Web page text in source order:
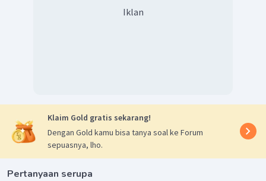
Iklan
Klaim Gold gratis sekarang!
Dengan Gold kamu bisa tanya soal ke Forum
sepuasnya, lho.
Pertanyaan serupa